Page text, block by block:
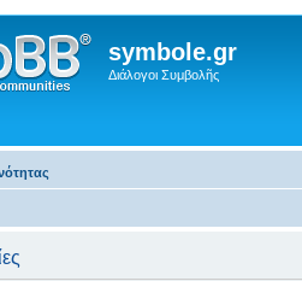
symbole.gr
Διάλογοι Συμβολῆς